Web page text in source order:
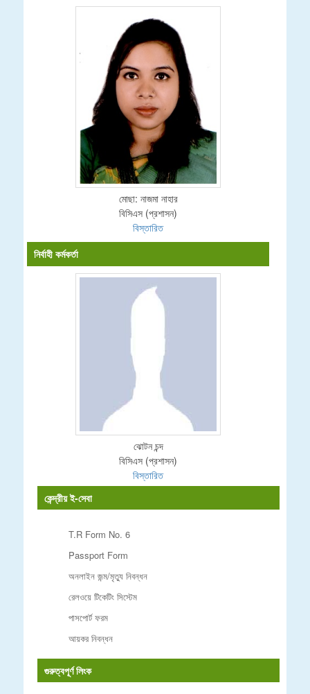
মোছা: নাজমা নাহার
বিসিএস (প্রশাসন)
বিস্তারিত
নির্বাহী কর্মকর্তা
ঝোটন চন্দ
বিসিএস (প্রশাসন)
বিস্তারিত
কেন্দ্রীয় ই-সেবা
T.R Form No. 6
Passport Form
অনলাইন জন্ম/মৃত্যু নিবন্ধন
রেলওয়ে টিকেটিং সিস্টেম
পাসপোর্ট ফরম
আয়কর নিবন্ধন
গুরুত্বপূর্ণ লিংক